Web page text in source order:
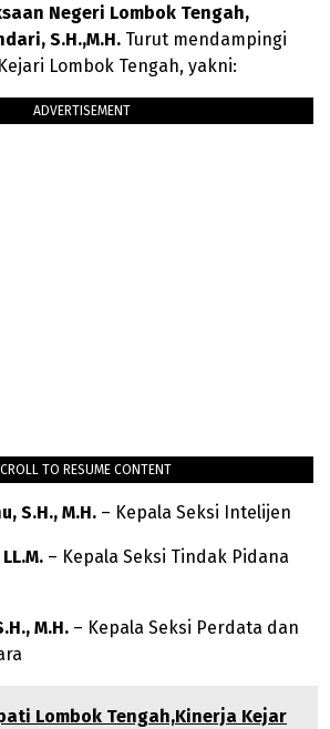
Negeri Lombok Tengah,
S.H.,M.H. Turut mendampingi
Lombok Tengah, yakni:
ADVERTISEMENT
TO RESUME CONTENT
S.H., M.H. – Kepala Seksi Intelijen
– Kepala Seksi Tindak Pidana
M.H. – Kepala Seksi Perdata dan
Lombok Tengah,Kinerja Kejar